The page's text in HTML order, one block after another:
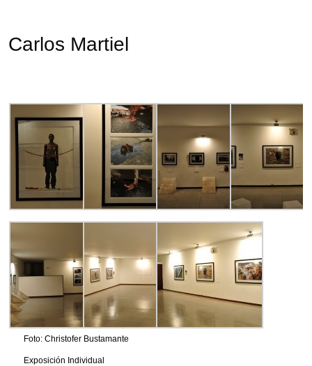
Carlos Martiel
Foto: Christofer Bustamante
Exposición Individual